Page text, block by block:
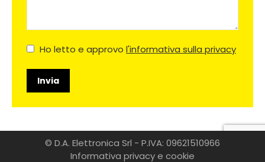
Ho letto e approvo l'informativa sulla privacy
Invia
© D.A. Elettronica Srl - P.IVA: 09621510966
Informativa privacy e cookie